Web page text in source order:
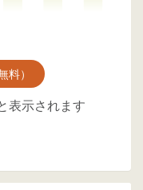
料）
表示されます